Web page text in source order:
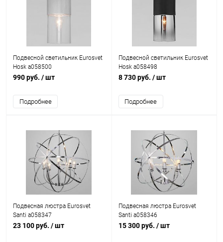
Подвесной светильник Eurosvet
Hosk a058500
990 руб. / шт
Подробнее
Подвесной светильник Eurosvet
Hosk a058498
8 730 руб. / шт
Подробнее
Подвесная люстра Eurosvet
Santi a058347
23 100 руб. / шт
Подвесная люстра Eurosvet
Santi a058346
15 300 руб. / шт